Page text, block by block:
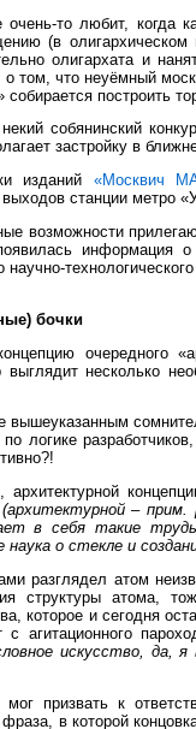
то любит, когда
(в
олигархата и
о том, что неуёмный
собирается построить
собянинский
застройку в
изданий «Москвич
станции метро
возможности
информация о
бочки
очередного
несколько
вышеуказанным
логике
архитектурной
– прим.
в себя такие
о стекле и
разглядел атом
структуры атома,
которое и сегодня
агитационного
искусство,
призвать к
в которой